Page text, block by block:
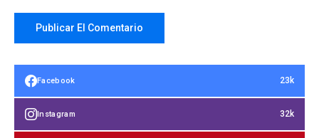
Facebook 23k
Instagram 32k